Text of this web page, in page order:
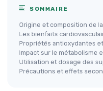
SOMMAIRE
Origine et composition de
Les bienfaits
Propriétés antioxydantes
Impact sur le métabolisme
Utilisation et dosage des
Précautions et effets